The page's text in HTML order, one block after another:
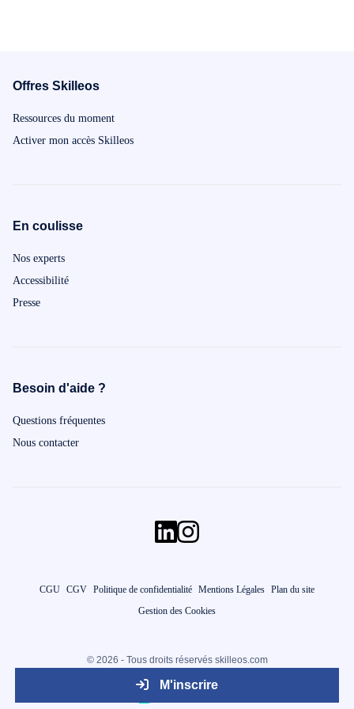
M'inscrire
Offres Skilleos
Ressources du moment
Activer mon accès Skilleos
En coulisse
Nos experts
Accessibilité
Presse
Besoin d'aide ?
Questions fréquentes
Nous contacter
CGU CGV Politique de confidentialité Mentions Légales Plan du site
Gestion des Cookies
© 2026 - Tous droits réservés skilleos.com